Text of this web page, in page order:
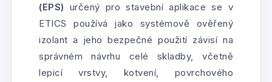
(EPS) určený pro stavební aplikace se v
ETICS používá jako systémově ověřený
izolant a jeho bezpečné použití závisí na
správném návrhu celé skladby, včetně
lepicí vrstvy, kotvení, povrchového